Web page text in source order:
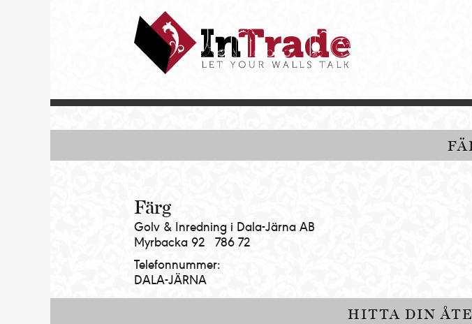
Färg
Golv & Inredning i Dala-Järna AB
Myrbacka 92 786 72
Telefonnummer:
DALA-JÄRNA
HITTA DIN